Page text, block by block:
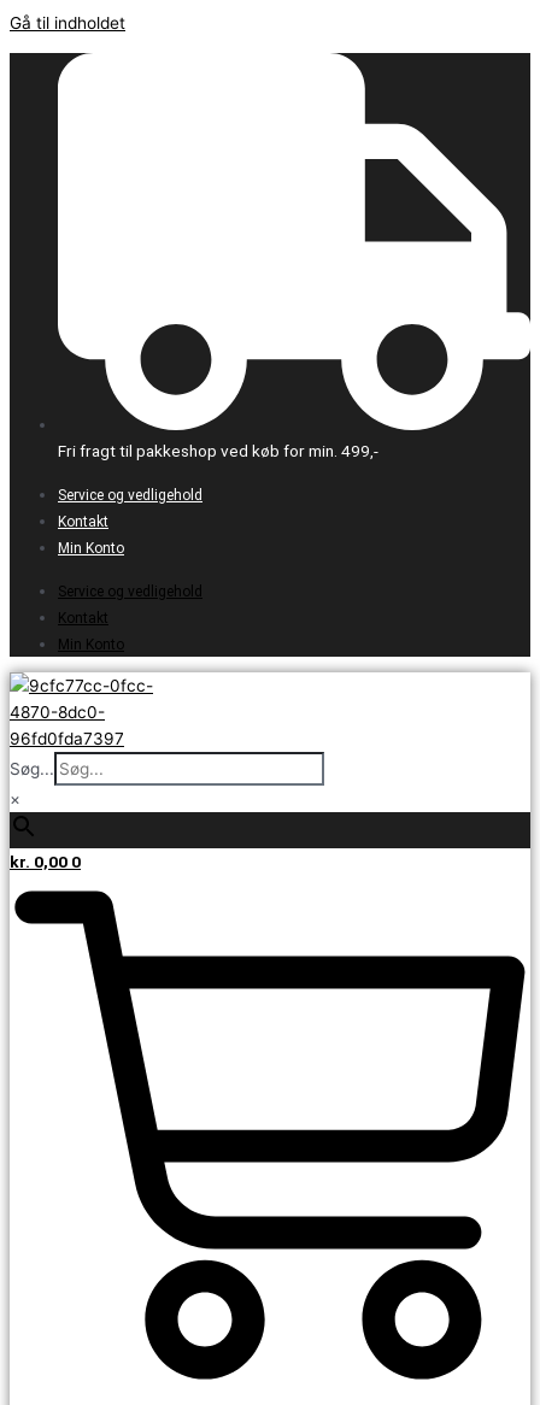
Gå til indholdet
Fri fragt til pakkeshop ved køb for min. 499,-
Service og vedligehold
Kontakt
Min Konto
Service og vedligehold
Kontakt
Min Konto
Søg...
×
kr. 0,00 0